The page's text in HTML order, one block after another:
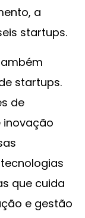
a
startups.
startups.
de
inovação
que cuida
e gestão